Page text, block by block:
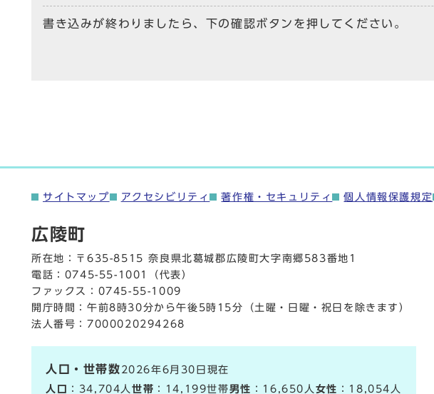
書き込みが終わりましたら、下の確認ボタンを押してください。
サイトマップ アクセシビリティ 著作権・セキュリティ 個人情報保護規定
広陵町
所在地：〒635-8515 奈良県北葛城郡広陵町大字南郷583番地1
電話： 0745-55-1001
（代表）
ファックス：0745-55-1009
開庁時間：午前8時30分から午後5時15分（土曜・日曜・祝日を除きます）
法人番号：7000020294268
人口・世帯数 2026年6月30日現在
人口
：34,704人世帯 ：14,199世帯男性 ：16,650人 女性 ：18,054人